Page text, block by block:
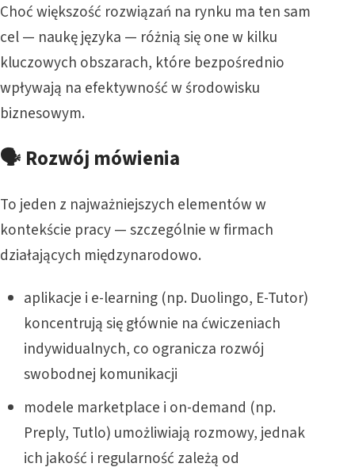
Choć większość rozwiązań na rynku ma ten sam
cel — naukę języka — różnią się one w kilku
kluczowych obszarach, które bezpośrednio
wpływają na efektywność w środowisku
biznesowym.
🗣️ Rozwój mówienia
To jeden z najważniejszych elementów w
kontekście pracy — szczególnie w firmach
działających międzynarodowo.
aplikacje i e-learning (np. Duolingo, E-Tutor)
koncentrują się głównie na ćwiczeniach
indywidualnych, co ogranicza rozwój
swobodnej komunikacji
modele marketplace i on-demand (np.
Preply, Tutlo) umożliwiają rozmowy, jednak
ich jakość i regularność zależą od